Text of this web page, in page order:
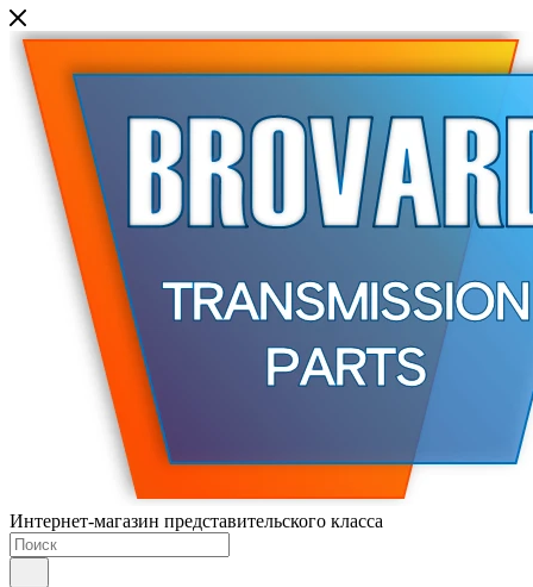
Интернет-магазин представительского класса